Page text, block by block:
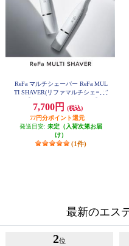
ReFa マルチシェーバー ReFa MUL
TI SHAVER(リファマルチシェーバ
E-BB-02A
7,700円
(税込)
77円分ポイント還元
発送目安: 未定（入荷次第お届
け）
(1件)
最新のエス
2位